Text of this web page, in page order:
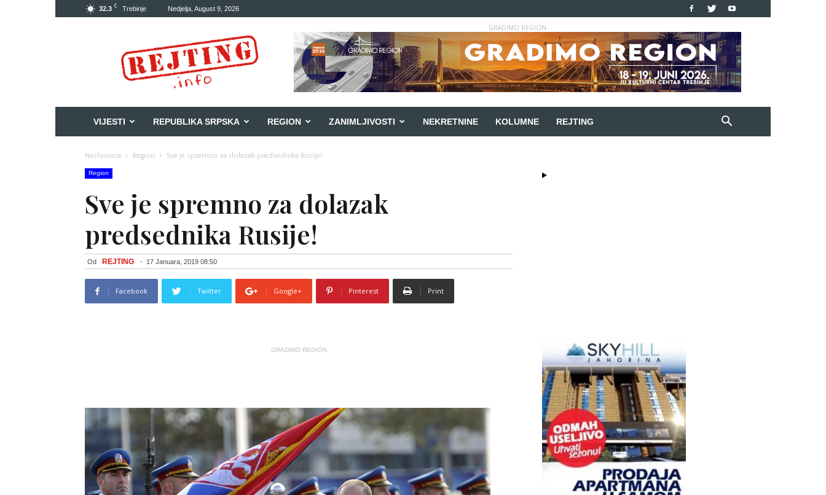
32.3 C Trebinje Nedjelja, August 9, 2026
GRADIMO REGION
VIJESTI REPUBLIKA SRPSKA REGION ZANIMLJIVOSTI NEKRETNINE KOLUMNE REJTING
Naslovnica Region Sve je spremno za dolazak predsednika Rusije!
Region
Sve je spremno za dolazak
predsednika Rusije!
Od REJTING - 17 Januara, 2019 08:50
Facebook Twitter Google+ Pinterest Print
GRADIMO REGION